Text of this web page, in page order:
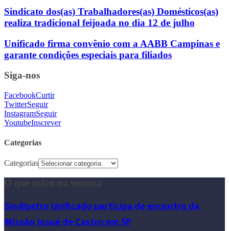
Sindicato dos(as) Trabalhadores(as) Domésticos(as)
realiza tradicional feijoada no dia 12 de julho
Unificado firma convênio com a AABB Campinas e
garante condições especiais para filiados
Siga-nos
FacebookCurtir
TwitterSeguir
InstagramSeguir
YoutubeInscrever
Categorias
Categorias
O que rolou na semana
Sindipetro Unificado participa de encontro da
Missão Josué de Castro em SP